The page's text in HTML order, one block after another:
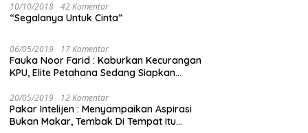
10/10/2018 42 Komentar
“Segalanya Untuk Cinta”
06/05/2019 17 Komentar
Fauka Noor Farid : Kaburkan Kecurangan
KPU, Elite Petahana Sedang Siapkan
20/05/2019 12 Komentar
Pakar Intelijen : Menyampaikan Aspirasi
Bukan Makar, Tembak Di Tempat Itu